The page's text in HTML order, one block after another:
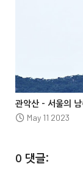
 

관악산 – 서울의
May 11 2023
0 댓글: